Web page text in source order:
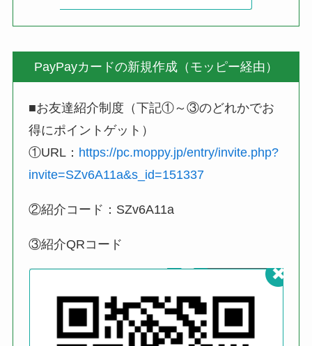
PayPayカードの新規作成（モッピー経由）
■お友達紹介制度（下記①～③のどれかでお
得にポイントゲット）
①URL： https://pc.moppy.jp/entry/invite.php?
invite=SZv6A11a&s_id=151337
②紹介コード：SZv6A11a
③紹介QRコード